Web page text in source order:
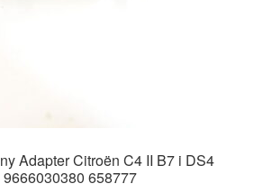
Adapter Citroën C4 II B7 i DS4
9666030380 658777